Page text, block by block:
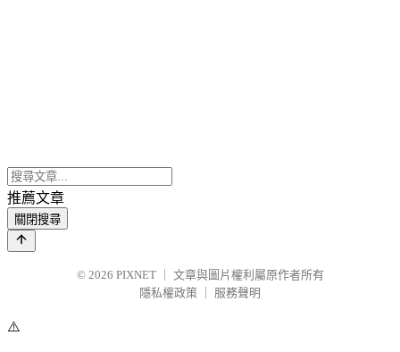
推薦文章
關閉搜尋
© 2026 PIXNET
文章與圖片權利屬原作者所有
隱私權政策
服務聲明
⚠️